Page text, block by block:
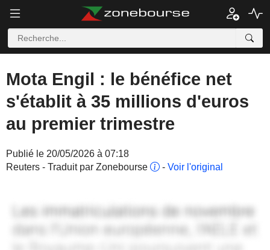
Mota Engil : le bénéfice net
s'établit à 35 millions d'euros
au premier trimestre
Publié le 20/05/2026 à 07:18
Reuters - Traduit par Zonebourse
- Voir l'original